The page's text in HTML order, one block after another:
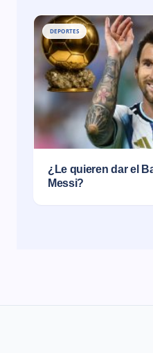
DEPORTES
¿Le quieren dar el
Messi?